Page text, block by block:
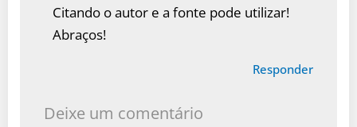
Citando o autor e a fonte pode utilizar!
Abraços!
Responder
Deixe um comentário